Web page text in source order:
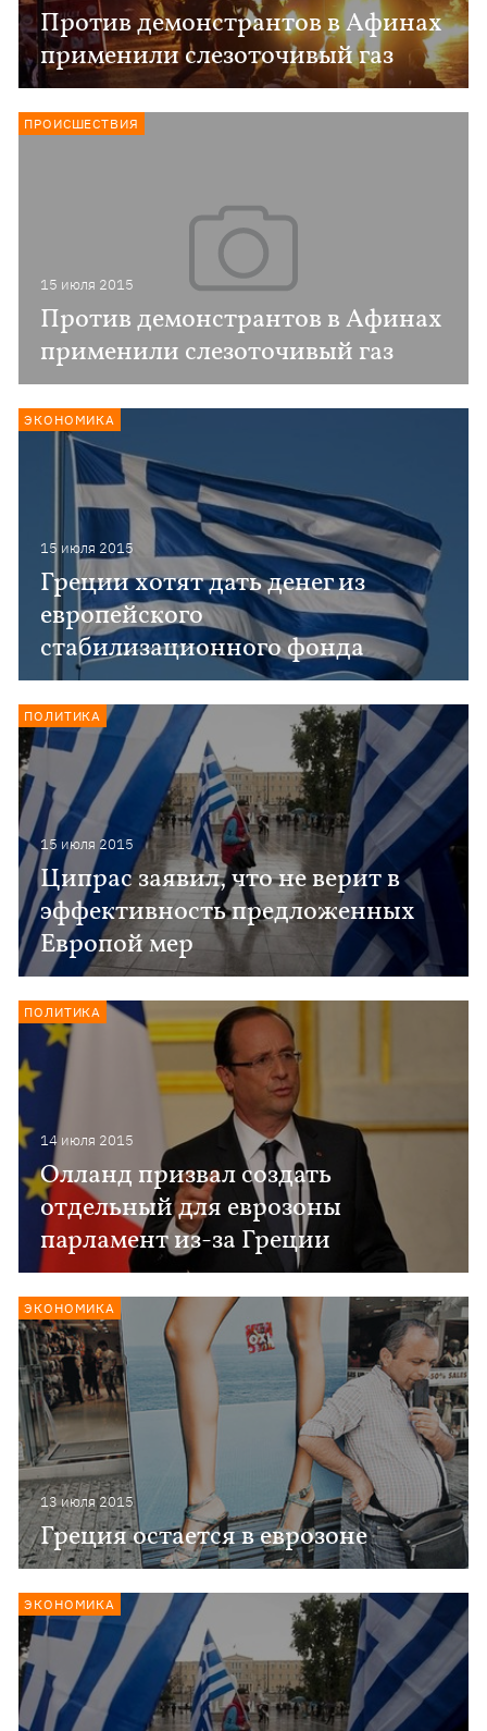
Против демонстрантов в Афинах
применили слезоточивый газ
15 июля 2015
Против демонстрантов в Афинах
применили слезоточивый газ
ПРОИСШЕСТВИЯ
15 июля 2015
Греции хотят дать денег из
европейского
стабилизационного фонда
ЭКОНОМИКА
15 июля 2015
Ципрас заявил, что не верит в
эффективность предложенных
Европой мер
ПОЛИТИКА
14 июля 2015
Олланд призвал создать
отдельный для еврозоны
парламент из-за Греции
ПОЛИТИКА
13 июля 2015
Греция остается в еврозоне
ЭКОНОМИКА
ЭКОНОМИКА